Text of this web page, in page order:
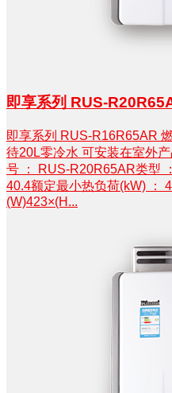
即享系列 RUS-
即享系列 RUS-R16R65AR
待20L零冷水 可安装在室外
号 ： RUS-R20R65AR类型
40.4额定最小热负荷(kW) ：
(W)423×(H...